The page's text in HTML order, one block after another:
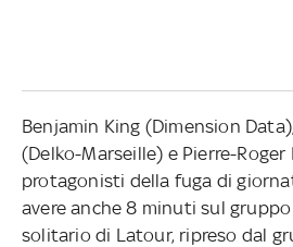
Benjamin King (Dimension
(Delko-Marseille) e Pierre-Roger
protagonisti della fuga di
avere anche 8 minuti sul
solitario di Latour, ripreso dal